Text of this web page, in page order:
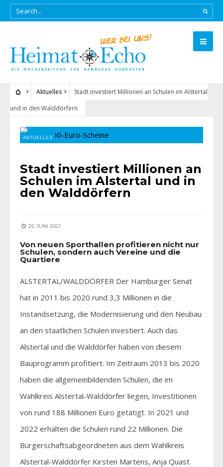
Aktuelles
Stadt investiert Millionen an Schulen im Alstertal
und in den Walddörfern
AKTUELLES
Stadt investiert Millionen an
Schulen im Alstertal und in
den Walddörfern
25. JUNI 2021
Von neuen Sporthallen profitieren nicht nur
Schulen, sondern auch Vereine und die
Quartiere
ALSTERTAL/WALDDÖRFER Der Hamburger Senat
hat in 2011 bis 2020 rund 3,3 Millionen in die
Instandsetzung, die Modernisierung und den Neubau
an den staatlichen Schulen investiert. Auch das
Alstertal und die Walddörfer haben von diesem
Bauprogramm profitiert. Im Zeitraum 2013 bis 2020
haben die allgemeinbildenden Schulen, die im
Wahlkreis Alstertal-Walddörfer liegen, Investitionen
von rund 188 Millionen Euro getätigt. In 2021 und
2022 erhalten die Schulen rund 22 Millionen. Die
Bürgerschaftsabgeordneten aus dem Wahlkreis
Alstertal-Walddörfer Kirsten Martens, Anja Quast